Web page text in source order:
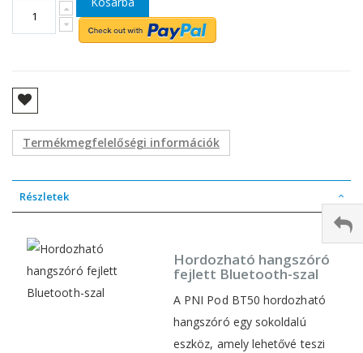
Termékmegfelelőségi információk
Részletek
Hordozható hangszóró
fejlett Bluetooth-szal
A PNI Pod BT50 hordozható
hangszóró egy sokoldalú
eszköz, amely lehetővé teszi